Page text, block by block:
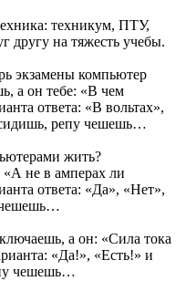
техникум, ПТУ,
другу на тяжесть учебы.
экзамены компьютер
а он тебе: «В чем
ответа: «В вольтах»,
репу чешешь…
жить?
не в амперах ли
ответа: «Да», «Нет»,
а он: «Сила тока
«Да!», «Есть!» и
чешешь…